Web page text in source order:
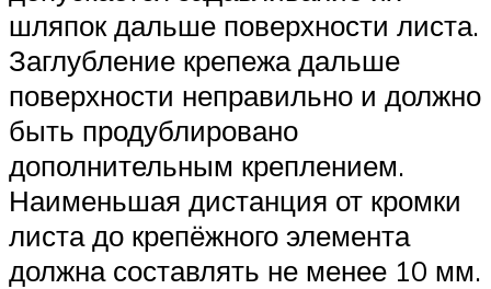
шляпок дальше поверхности листа.
Заглубление крепежа дальше
поверхности неправильно и должно
быть продублировано
дополнительным креплением.
Наименьшая дистанция от кромки
листа до крепёжного элемента
должна составлять не менее 10 мм.